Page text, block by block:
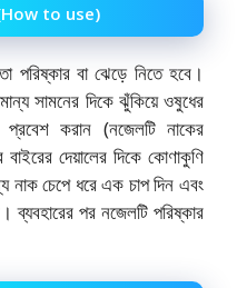
(How to use)
পরিষ্কার বা ঝেড়ে নিতে হবে।
সামনের দিকে ঝুঁকিয়ে ওষুধের
করান (নজেলটি নাকের
দেয়ালের দিকে কোণাকুণি
চেপে ধরে এক চাপ দিন এবং
ব্যবহারের পর নজেলটি পরিষ্কার